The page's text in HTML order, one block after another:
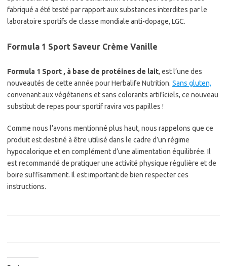
fabriqué a été testé par rapport aux substances interdites par le
laboratoire sportifs de classe mondiale anti-dopage, LGC.
Formula 1 Sport Saveur Crème Vanille
Formula 1 Sport , à base de protéines de lait, est l’une des
nouveautés de cette année pour Herbalife Nutrition. Sans gluten,
convenant aux végétariens et sans colorants artificiels, ce nouveau
substitut de repas pour sportif ravira vos papilles !
Comme nous l’avons mentionné plus haut, nous rappelons que ce
produit est destiné à être utilisé dans le cadre d’un régime
hypocalorique et en complément d’une alimentation équilibrée. Il
est recommandé de pratiquer une activité physique régulière et de
boire suffisamment. Il est important de bien respecter ces
instructions.